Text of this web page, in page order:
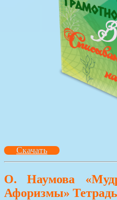
Скачать
О. Наумова
Афоризмы»